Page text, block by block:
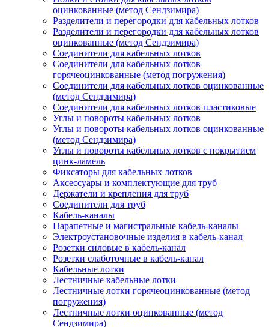
оцинкованные (метод Сендзимира)
Разделители и перегородки для кабельных лотков
Разделители и перегородки для кабельных лотков
оцинкованные (метод Сендзимира)
Соединители для кабельных лотков
Соединители для кабельных лотков
горячеоцинкованные (метод погружения)
Соединители для кабельных лотков оцинкованные
(метод Сендзимира)
Соединители для кабельных лотков пластиковые
Углы и повороты кабельных лотков
Углы и повороты кабельных лотков оцинкованные
(метод Сендзимира)
Углы и повороты кабельных лотков с покрытием
цинк-ламель
Фиксаторы для кабельных лотков
Аксессуары и комплектующие для труб
Держатели и крепления для труб
Соединители для труб
Кабель-каналы
Парапетные и магистральные кабель-каналы
Электроустановочные изделия в кабель-канал
Розетки силовые в кабель-канал
Розетки слаботочные в кабель-канал
Кабельные лотки
Лестничные кабельные лотки
Лестничные лотки горячеоцинкованные (метод
погружения)
Лестничные лотки оцинкованные (метод
Сендзимира)